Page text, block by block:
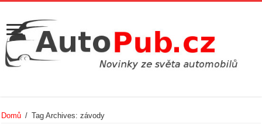
Domů / Tag Archives: závody